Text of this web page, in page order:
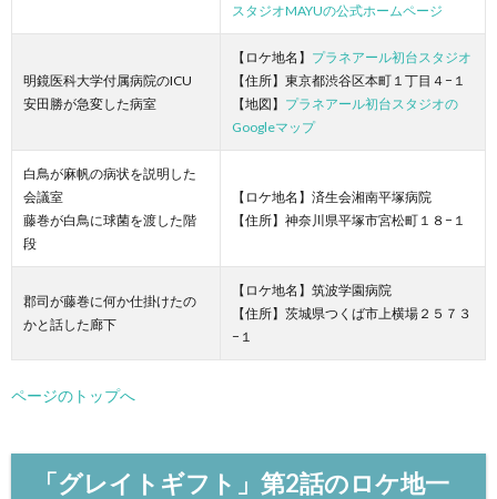
スタジオMAYUの公式ホームページ
明鏡医科大学付属病院のICU
安田勝が急変した病室
【ロケ地名】 プラネアール初台スタジオ
【住所】東京都渋谷区本町１丁目４−１
【地図】 プラネアール初台スタジオの
Googleマップ
白鳥が麻帆の病状を説明した
会議室
藤巻が白鳥に球菌を渡した階
段
【ロケ地名】済生会湘南平塚病院
【住所】神奈川県平塚市宮松町１８−１
郡司が藤巻に何か仕掛けたの
かと話した廊下
【ロケ地名】筑波学園病院
【住所】茨城県つくば市上横場２５７３
−１
ページのトップへ
「グレイトギフト」第2話のロケ地一